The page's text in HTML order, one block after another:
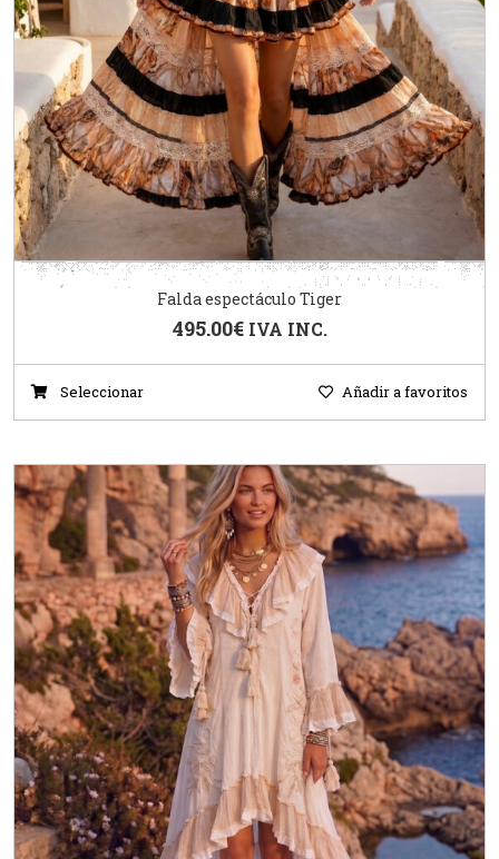
Falda espectáculo Tiger
495.00€ IVA INC.
Seleccionar Añadir a favoritos